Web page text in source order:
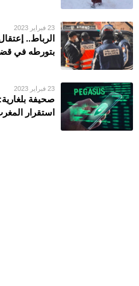
23 فبراير 2023
الرباط..
بتورطه في
23 فبراير 2023
صحيفة
استقرار